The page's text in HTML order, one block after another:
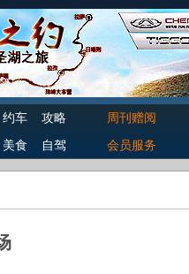
约车
攻略
美食
自驾
周刊赠阅
会员服务